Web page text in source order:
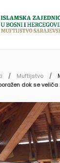
Muftijstvo
dok se